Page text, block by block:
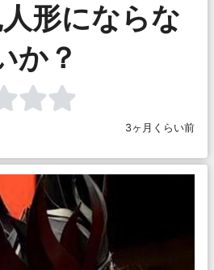
形にならな
か？
3ヶ月くらい前